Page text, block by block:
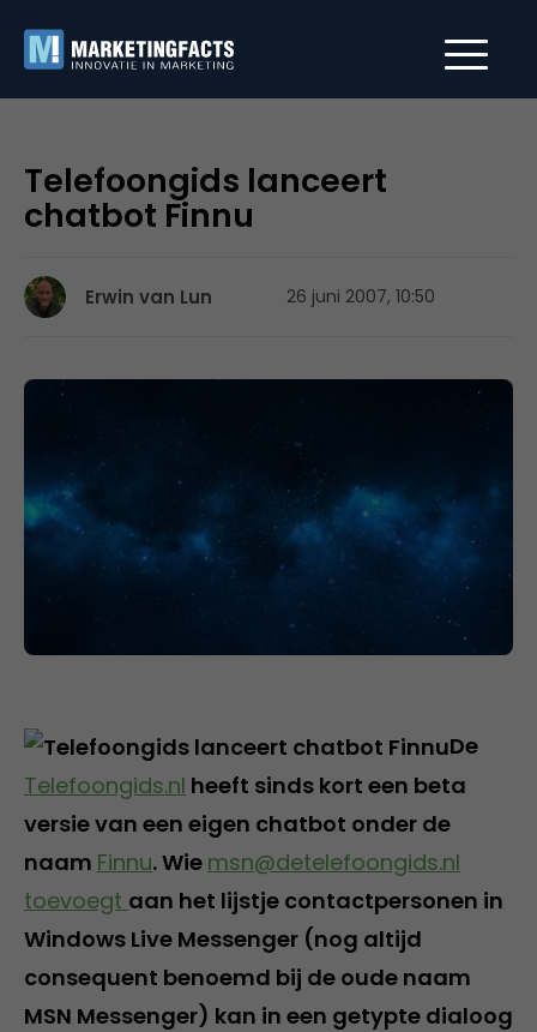
Telefoongids lanceert
chatbot Finnu
Erwin van Lun 26 juni 2007, 10:50
De
Telefoongids.nl heeft sinds kort een beta
versie van een eigen chatbot onder de
naam Finnu. Wie msn@detelefoongids.nl
toevoegt aan het lijstje contactpersonen in
Windows Live Messenger (nog altijd
consequent benoemd bij de oude naam
MSN Messenger) kan in een getypte dialoog